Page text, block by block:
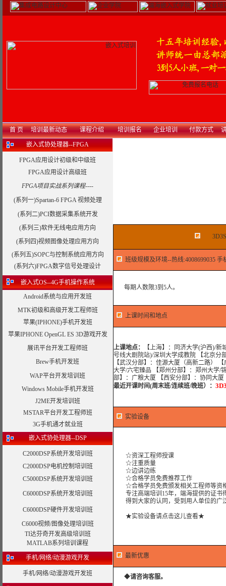
首 页 培训最新动态 课程介绍 培训报名 企业培训 付款方式
嵌入式协处理器--FPGA
FPGA应用设计初级和中级班
FPGA应用设计高级班
FPGA项目实战系列课程----
(系列一)Spartan-6 FPGA 视频处理
(系列二)PCI数据采集系统开发
(系列三)软件无线电应用方向
(系列四)视频图像处理应用方向
(系列五)SOPC与控制系统应用方向
(系列六)FPGA数字信号处理设计
嵌入式OS--4G手机操作系统
Android系统与应用开发班
MTK初级和高级开发工程师班
苹果(IPHONE)手机开发班
苹果IPHONE OpenGL ES 3D游戏开发
展讯平台开发工程师班
Brew手机开发班
WAP平台开发培训班
Windows Mobile手机开发班
J2ME开发培训班
MSTAR平台开发工程师班
3G手机通才就业班
嵌入式协处理器--DSP
C2000DSP系统开发培训班
C2000DSP电机控制培训班
C5000DSP系统开发培训班
C6000DSP系统开发培训班
C6000DSP硬件开发培训班
C6000视频/图像处理培训班
TI达芬奇开发高级培训班
MATLAB系列培训课程
手机/网络/动漫游戏开发
手机/网络/动漫游戏开发班
班级规模及环境--热线:4008699035 手
每期人数限3到5人。
上课时间和地点
上课地点：
【上海】：同济大学(沪西)/
号线大剧院站)/深圳大学成教院 【北京分
【武汉分部】：佳源大厦（高新二路）
大学/六宅臻品 【郑州分部】：郑州大学/
部】：广粮大厦 【西安分部】：协同大厦
最近开课时间(周末班/连续班/晚班）
：
实验设备
☆资深工程师授课
☆注重质量
☆边讲边练
☆合格学员免费推荐工作
☆合格学员免费颁发相关工程师等资
专注高端培训15年，端海提供的证书
得到大家的认同，受到用人单位的广
★实验设备请点击这儿查看★
最新优惠
◆请咨询客服。